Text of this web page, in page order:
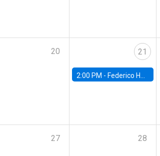
20 21
2:00 PM - Federico Huneeus - Banco Central de Chile
27 28